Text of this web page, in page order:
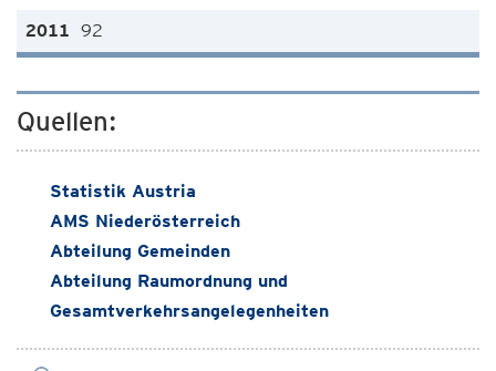
92
Quellen:
Statistik Austria
AMS Niederösterreich
Abteilung Gemeinden
Abteilung Raumordnung und
Gesamtverkehrsangelegenheiten